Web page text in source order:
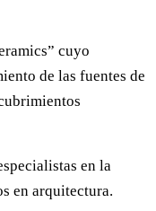
cuyo
de las fuentes de
en la
en arquitectura.